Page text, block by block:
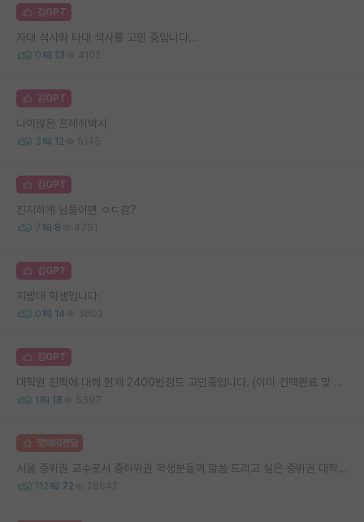
김GPT
자대 석사와 타대 석사를 고민 중입니다...
0 13 4102
김GPT
나이많은 프레쉬박사
3 12 5145
김GPT
진지하게 님들이면 ㅇㄷ감?
7 8 4791
김GPT
지방대 학생입니다.
0 14 3602
김GPT
대학원 진학에 대해 현재 2400번정도 고민중입니다. (이미 컨택완료 및 합격 상태)
1 18 5397
명예의전당
서울 중위권 교수로서 중하위권 학생분들께 말씀 드리고 싶은 중위권 대학 연구실의 강점
112 72 28642